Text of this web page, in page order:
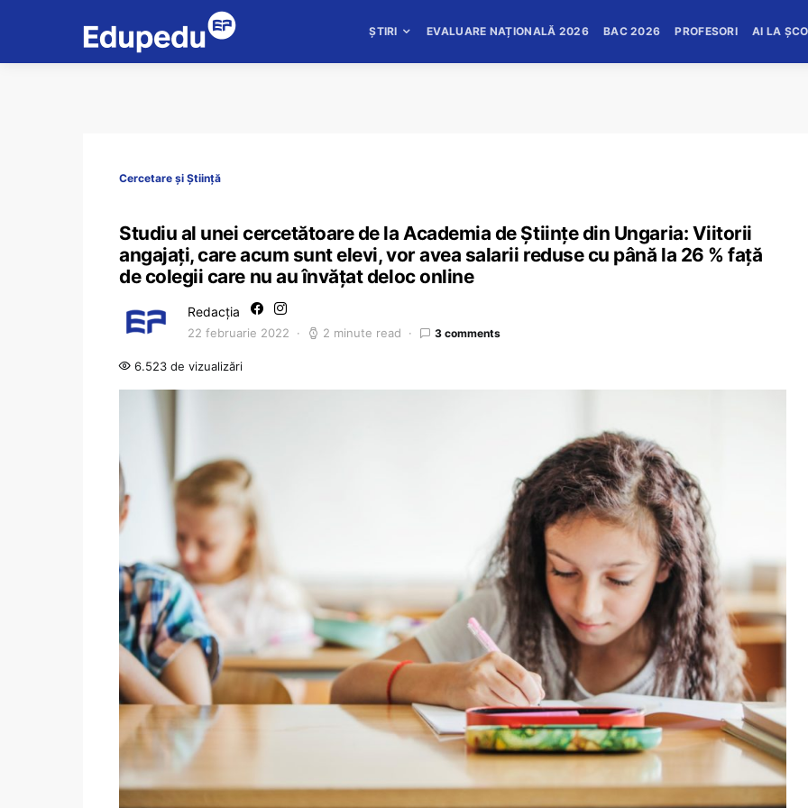
ȘTIRI EVALUARE NAȚIONALĂ 2026 BAC 2026 PROFESORI AI LA
Cercetare și Știință
Studiu al unei cercetătoare de la Academia de Științe din Ungaria: Viitorii
angajați, care acum sunt elevi, vor avea salarii reduse cu până la 26 % față
de colegii care nu au învățat deloc online
Redacția
22 februarie 2022 2 minute read 3 comments
6.523 de vizualizări